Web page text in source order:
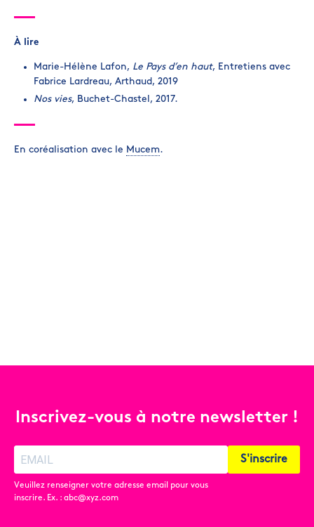
À lire
Marie-Hélène Lafon, Le Pays d’en haut, Entretiens avec
Fabrice Lardreau, Arthaud, 2019
Nos vies, Buchet-Chastel, 2017.
En coréalisation avec le Mucem.
Inscrivez-vous à notre newsletter !
Veuillez renseigner votre adresse email pour vous
inscrire. Ex. : abc@xyz.com
S'inscrire